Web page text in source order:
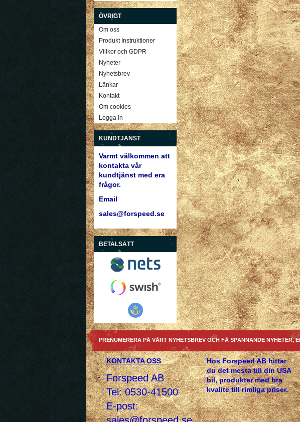
ÖVRIGT
Om oss
Produkt Instruktioner
Villkor och GDPR
Nyheter
Nyhetsbrev
Länkar
Kontakt
Om cookies
Logga in
KUNDTJÄNST
Varmt välkommen att
kontakta vår
kundtjänst med era
frågor.
Email
sales@forspeed.se
BETALSÄTT
PRENUMERERA PÅ VÅRT NYHETSBREV OCH FÅ SPÄNNANDE NYHETER,
KONTAKTA OSS
Forspeed AB
Tel: 0530-41500
E-post:
Hos Forspeed AB hittar
du det mesta till din USA
bil, produkter med bra
kvalite till rimliga priser.